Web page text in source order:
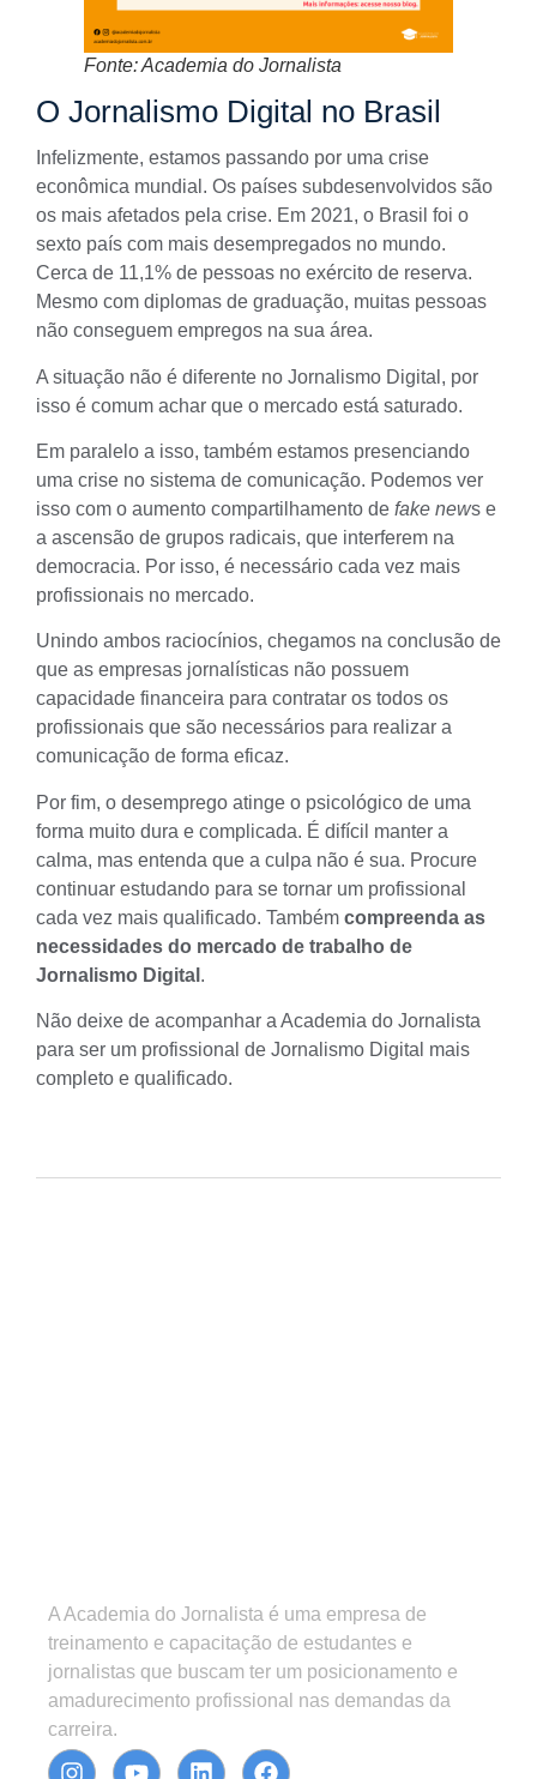
Fonte: Academia do Jornalista
O Jornalismo Digital no Brasil
Infelizmente, estamos passando por uma crise
econômica mundial. Os países subdesenvolvidos são
os mais afetados pela crise. Em 2021, o Brasil foi o
sexto país com mais desempregados no mundo.
Cerca de 11,1% de pessoas no exército de reserva.
Mesmo com diplomas de graduação, muitas pessoas
não conseguem empregos na sua área.
A situação não é diferente no Jornalismo Digital, por
isso é comum achar que o mercado está saturado.
Em paralelo a isso, também estamos presenciando
uma crise no sistema de comunicação. Podemos ver
isso com o aumento compartilhamento de fake news e
a ascensão de grupos radicais, que interferem na
democracia. Por isso, é necessário cada vez mais
profissionais no mercado.
Unindo ambos raciocínios, chegamos na conclusão de
que as empresas jornalísticas não possuem
capacidade financeira para contratar os todos os
profissionais que são necessários para realizar a
comunicação de forma eficaz.
Por fim, o desemprego atinge o psicológico de uma
forma muito dura e complicada. É difícil manter a
calma, mas entenda que a culpa não é sua. Procure
continuar estudando para se tornar um profissional
cada vez mais qualificado. Também compreenda as
necessidades do mercado de trabalho de
Jornalismo Digital .
Não deixe de acompanhar a Academia do Jornalista
para ser um profissional de Jornalismo Digital mais
completo e qualificado.
A Academia do Jornalista é uma empresa de
treinamento e capacitação de estudantes e
jornalistas que buscam ter um posicionamento e
amadurecimento profissional nas demandas da
carreira.